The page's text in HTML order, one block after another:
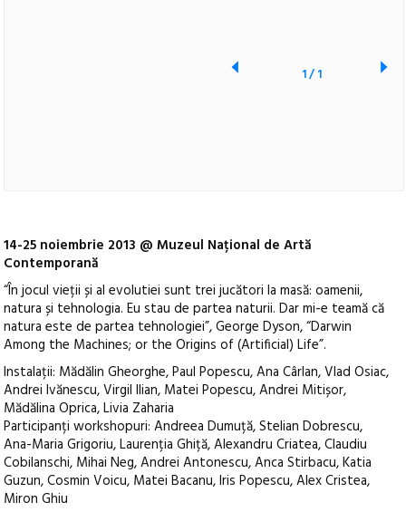
1/1
14-25 noiembrie 2013 @ Muzeul Național de Artă
Contemporană
“În jocul vieții și al evolutiei sunt trei jucători la masă: oamenii,
natura și tehnologia. Eu stau de partea naturii. Dar mi-e teamă că
natura este de partea tehnologiei”, George Dyson, “Darwin
Among the Machines; or the Origins of (Artificial) Life”.
Instalații: Mădălin Gheorghe, Paul Popescu, Ana Cârlan, Vlad Osiac,
Andrei Ivănescu, Virgil Ilian, Matei Popescu, Andrei Mitișor,
Mădălina Oprica, Livia Zaharia
Participanți workshopuri: Andreea Dumuță, Stelian Dobrescu,
Ana-Maria Grigoriu, Laurenția Ghiță, Alexandru Criatea, Claudiu
Cobilanschi, Mihai Neg, Andrei Antonescu, Anca Stirbacu, Katia
Guzun, Cosmin Voicu, Matei Bacanu, Iris Popescu, Alex Cristea,
Miron Ghiu